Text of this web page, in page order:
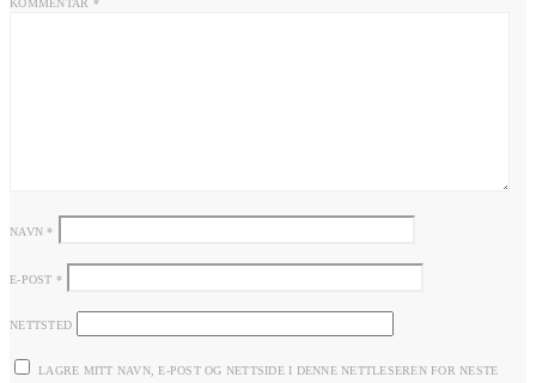
KOMMENTAR *
NAVN*
E-POST *
NETTSTED
LAGRE MITT NAVN, E-POST OG NETTSIDE I DENNE NETTLESEREN FOR NESTE